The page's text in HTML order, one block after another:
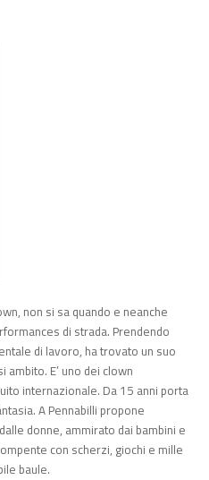
non si sa quando e neanche
di strada. Prendendo
di lavoro, ha trovato un suo
E’ uno dei clown
internazionale. Da 15 anni porta
A Pennabilli propone
donne, ammirato dai bambini e
con scherzi, giochi e mille
baule.